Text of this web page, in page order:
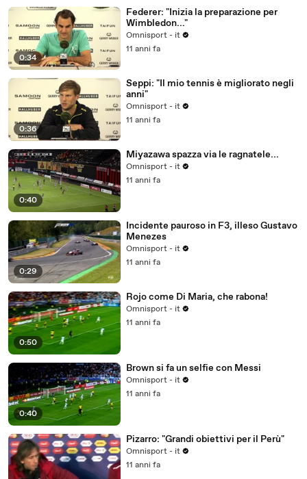
0:34
Federer: "Inizia la preparazione per
Wimbledon..."
Omnisport - it
11 anni fa
0:36
Seppi: "Il mio tennis è migliorato negli
anni"
Omnisport - it
11 anni fa
0:40
Miyazawa spazza via le ragnatele...
Omnisport - it
11 anni fa
0:29
Incidente pauroso in F3, illeso Gustavo
Menezes
Omnisport - it
11 anni fa
0:50
Rojo come Di Maria, che rabona!
Omnisport - it
11 anni fa
0:40
Brown si fa un selfie con Messi
Omnisport - it
11 anni fa
Pizarro: "Grandi obiettivi per il Perù"
Omnisport - it
11 anni fa